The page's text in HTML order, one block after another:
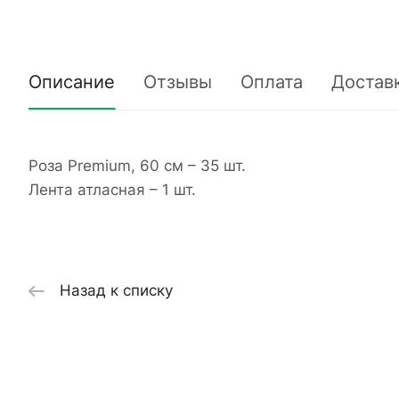
Описание Отзывы Оплата
Роза Premium, 60 см – 35 шт.
Лента атласная – 1 шт.
Назад к списку